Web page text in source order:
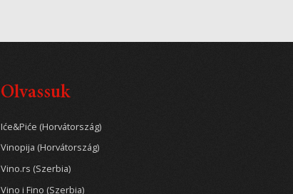
Olvassuk
Iće&Piće (Horvátország)
Vinopija (Horvátország)
Vino.rs (Szerbia)
Vino i Fino (Szerbia)